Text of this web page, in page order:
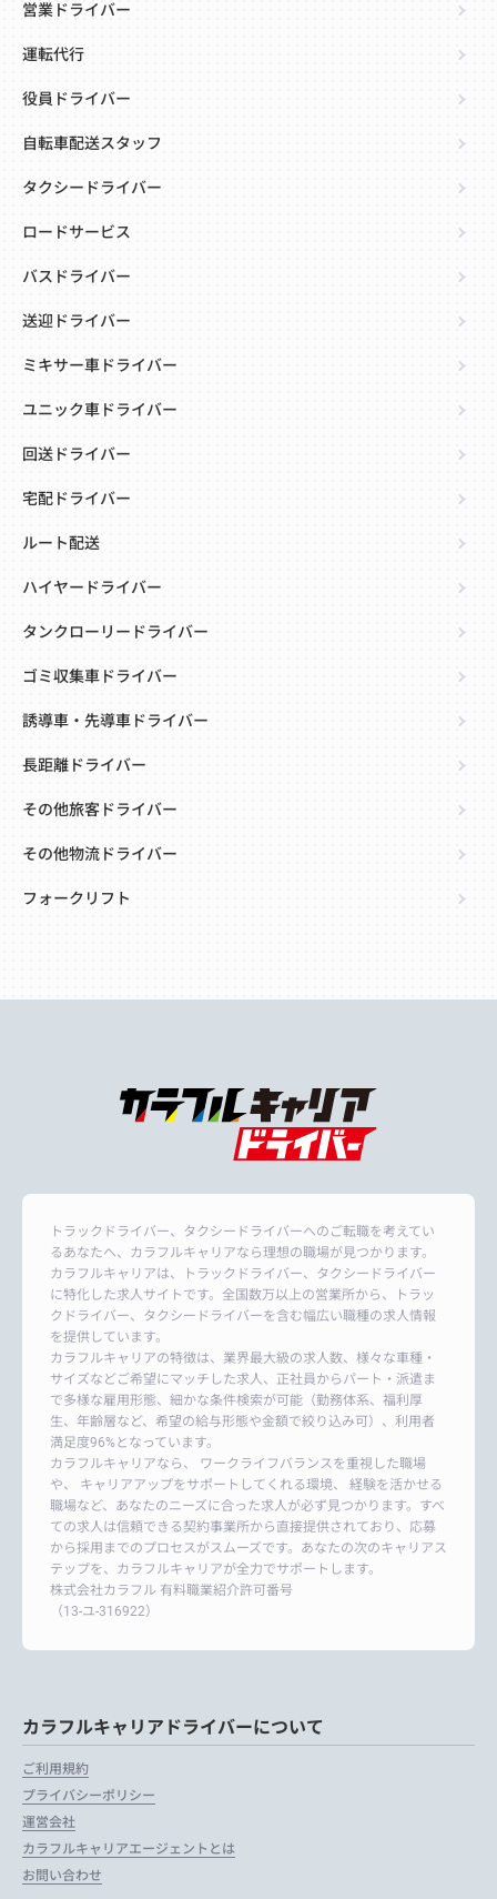
営業ドライバー
運転代行
役員ドライバー
自転車配送スタッフ
タクシードライバー
ロードサービス
バスドライバー
送迎ドライバー
ミキサー車ドライバー
ユニック車ドライバー
回送ドライバー
宅配ドライバー
ルート配送
ハイヤードライバー
タンクローリードライバー
ゴミ収集車ドライバー
誘導車・先導車ドライバー
長距離ドライバー
その他旅客ドライバー
その他物流ドライバー
フォークリフト
トラックドライバー、タクシードライバーへのご転職を考えてい
るあなたへ、カラフルキャリアなら理想の職場が見つかります。
カラフルキャリアは、トラックドライバー、タクシードライバー
に特化した求人サイトです。全国数万以上の営業所から、トラッ
クドライバー、タクシードライバーを含む幅広い職種の求人情報
を提供しています。
カラフルキャリアの特徴は、業界最大級の求人数、様々な車種・
サイズなどご希望にマッチした求人、正社員からパート・派遣ま
で多様な雇用形態、細かな条件検索が可能（勤務体系、福利厚
生、年齢層など、希望の給与形態や金額で絞り込み可）、利用者
満足度96%となっています。
カラフルキャリアなら、 ワークライフバランスを重視した職場
や、 キャリアアップをサポートしてくれる環境、 経験を活かせる
職場など、あなたのニーズに合った求人が必ず見つかります。すべ
ての求人は信頼できる契約事業所から直接提供されており、応募
から採用までのプロセスがスムーズです。あなたの次のキャリアス
テップを、カラフルキャリアが全力でサポートします。
株式会社カラフル 有料職業紹介許可番号
（13-ユ-316922）
カラフルキャリアドライバーについて
ご利用規約
プライバシーポリシー
運営会社
カラフルキャリアエージェントとは
お問い合わせ